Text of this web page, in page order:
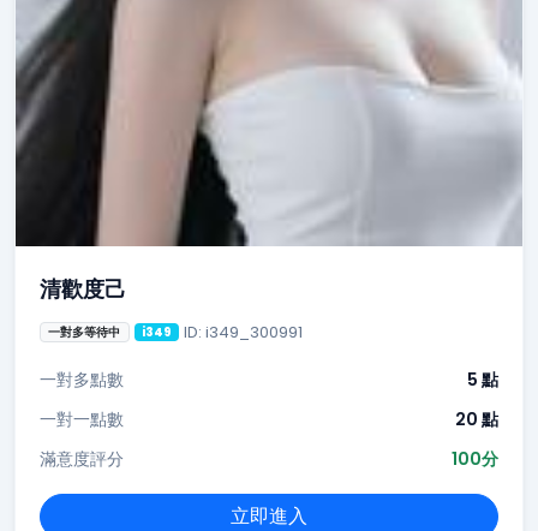
清歡度己
一對多等待中 i349 ID: i349_300991
一對多點數
5 點
一對一點數
20 點
滿意度評分
100分
立即進入